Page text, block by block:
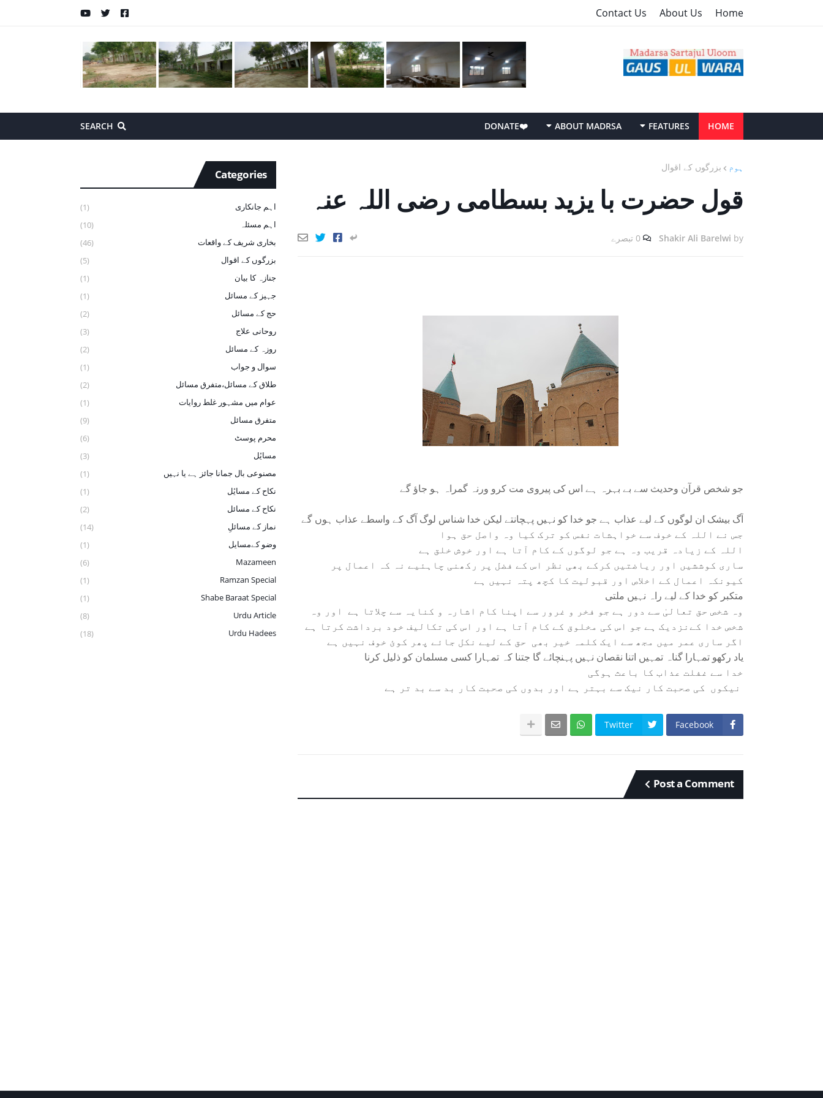
Home
About Us
Contact Us
HOME
FEATURES
ABOUT MADRSA
❤️DONATE
SEARCH
ہوم بزرگوں کے اقوال
قول حضرت با یزید بسطامی رضی اللہ عنہ
by
Shakir Ali Barelwi 0 تبصرے
جو شخص قرآن وحدیث سے بے بہرہ ہے اس کی پیروی مت کرو ورنہ گمراہ ہو جاؤ گے
آگ بیشک ان لوگوں کے لیے عذاب ہے جو خدا کو نہیں پہچانتے لیکن خدا شناس لوگ آگ کے واسطے عذاب ہوں گے
جس نے اللہ کے خوف سے خواہشات نفس کو ترک کیا وہ واصل حق ہوا
اللہ کے زیادہ قریب وہ ہے جو لوگوں کے کام آتا ہے اور خوش خلق ہے
ساری کوششیں اور ریاضتیں کرکے بھی نظر اس کے فضل پر رکھنی چاہئیے نہ کہ اعمال پر
کیونکہ اعمال کے اخلاص اور قبولیت کا کچھ پتہ نہیں ہے
متکبر کو خدا کے لیے راہ نہیں ملتی
وہ شخص حق تعالیٰ سے دور ہے جو فخر و غرور سے اپنا کام اشارہ و کنایہ سے چلاتا ہے اور وہ
شخص خدا کےنزدیک ہے جو اس کی مخلوق کے کام آتا ہے اور اس کی تکالیف خود برداشت کرتا ہے
اگر ساری عمر میں مجھ سے ایک کلمہ خیر بھی حق کے لیے نکل جائے پھر کوئ خوف نہیں ہے
یاد رکھو تمہارا گناہ تمہیں اتنا نقصان نہیں پہنچائے گا جتنا کہ تمہارا کسی مسلمان کو ذلیل کرنا
خدا سے غفلت عذاب کا باعث ہوگی
نیکوں کی صحبت کار نیک سے بہتر ہے اور بدوں کی صحبت کار بد سے بد تر ہے
Facebook
Twitter
Post a Comment
Categories
اہم جانکاری
(1)
اہم مسئلہ
(10)
بخاری شریف ‏کے ‏واقعات
(46)
بزرگوں کے اقوال
(5)
جنازہ کا بیان
(1)
جہیز کے مسائل
(1)
حج کے مسائل
(2)
روحانی علاج
(3)
روزہ کے مسائل
(2)
سوال و جواب
(1)
طلاق کے مسائل،متفرق مسائل
(2)
عوام میں مشہور غلط روایات
(1)
متفرق مسائل
(9)
محرم پوسٹ
(6)
مسایٔل
(3)
مصنوعی بال جمانا جائز ہے یا نہیں
(1)
نکاح کے ‏مسایٔل
(1)
نکاح کے مسائل
(2)
نماز کے مسائلِ
(14)
وضو ‏کےمسایل
(1)
Mazameen
(6)
Ramzan Special
(1)
Shabe Baraat Special
(1)
Urdu Article
(8)
Urdu Hadees
(18)